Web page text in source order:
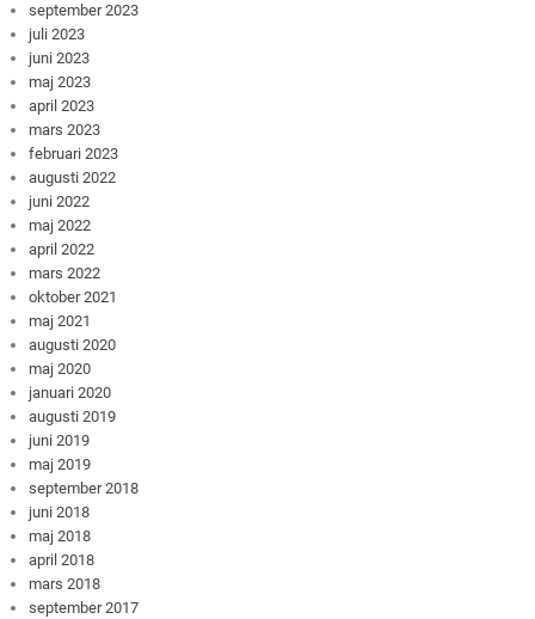
september 2023
juli 2023
juni 2023
maj 2023
april 2023
mars 2023
februari 2023
augusti 2022
juni 2022
maj 2022
april 2022
mars 2022
oktober 2021
maj 2021
augusti 2020
maj 2020
januari 2020
augusti 2019
juni 2019
maj 2019
september 2018
juni 2018
maj 2018
april 2018
mars 2018
september 2017